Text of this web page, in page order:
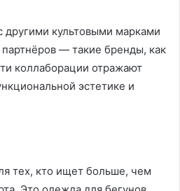
другими культовыми марками
— такие бренды, как
коллаборации отражают
эстетике и
тех, кто ищет больше, чем